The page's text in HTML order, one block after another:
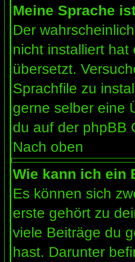
Meine Sprache
Der
nicht installiert
übersetzt.
Sprachfile zu
gerne selber eine
du auf der phpBB
Nach oben
Wie kann ich ein
Es können sich
erste gehört zu
viele Beiträge du
hast. Darunter